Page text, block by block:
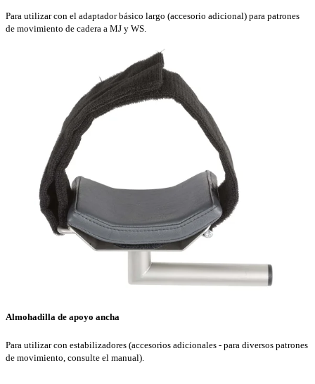
Para utilizar con el adaptador básico largo (accesorio adicional) para patrones
de movimiento de cadera a MJ y WS.
Almohadilla de apoyo ancha
Para utilizar con estabilizadores (accesorios adicionales - para diversos patrones
de movimiento, consulte el manual).